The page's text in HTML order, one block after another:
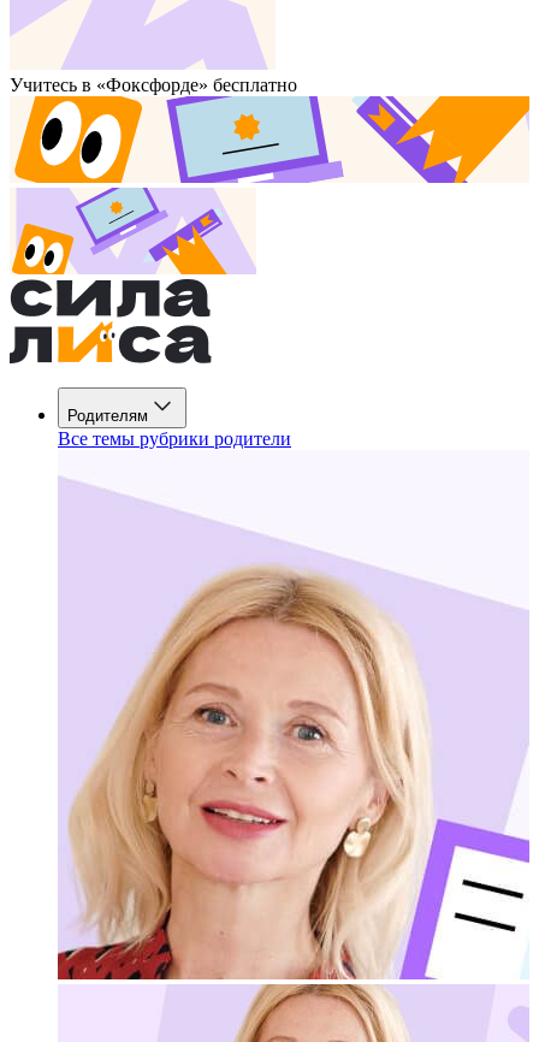
Учитесь в «Фоксфорде» бесплатно
Родителям
Все темы рубрики родители